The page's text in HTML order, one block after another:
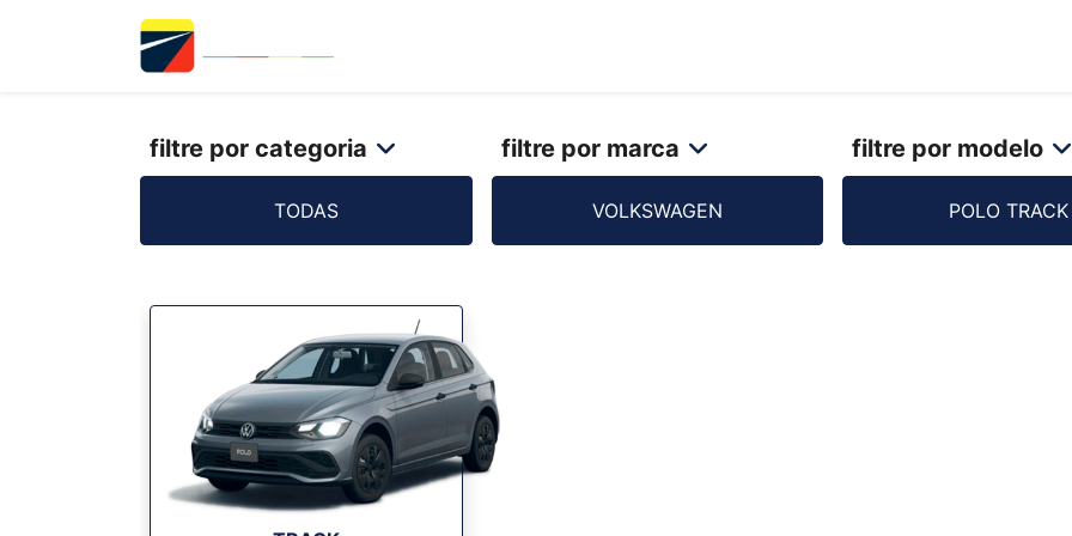
filtre por categoria
TODAS
filtre por marca
VOLKSWAGEN
filtre por modelo
POLO TRACK